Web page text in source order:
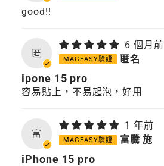
good!!
匿
6 個月前
匿名
ipone 15 pro
容易貼上，不易起泡，好用
富
1 年前
富騰 施
iPhone 15 pro